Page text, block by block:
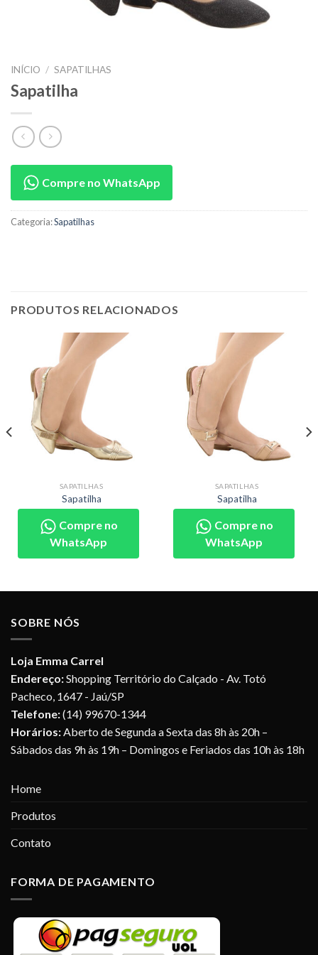
INÍCIO / SAPATILHAS
Sapatilha
Compre no WhatsApp
Categoria:Sapatilhas
PRODUTOS RELACIONADOS
SAPATILHAS
Sapatilha
Compre no
WhatsApp
SAPATILHAS
Sapatilha
Compre no
WhatsApp
SOBRE NÓS
Loja Emma Carrel
Endereço:Shopping Território do Calçado - Av. Totó
Pacheco, 1647 - Jaú/SP
Telefone:(14) 99670-1344
Horários:Aberto de Segunda a Sexta das 8h às 20h –
Sábados das 9h às 19h – Domingos e Feriados das 10h às 18h
Home
Produtos
Contato
FORMA DE PAGAMENTO